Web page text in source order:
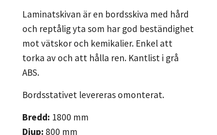
Laminatskivan är en bordsskiva med hård
och reptålig yta som har god beständighet
mot vätskor och kemikalier. Enkel att
torka av och att hålla ren. Kantlist i grå
ABS.
Bordsstativet levereras omonterat.
Bredd: 1800 mm
Djup: 800 mm